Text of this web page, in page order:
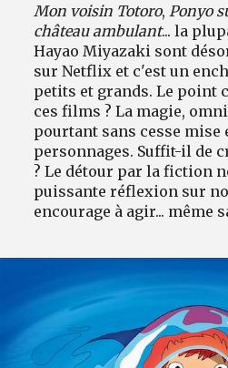
Mon voisin Totoro, Ponyo
château ambulant... la
Hayao Miyazaki sont
sur Netflix et c'est un
petits et grands. Le point
ces films ? La magie,
pourtant sans cesse mise
personnages. Suffit-il de
? Le détour par la fiction
puissante réflexion sur
encourage à agir... même